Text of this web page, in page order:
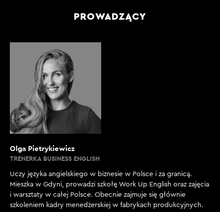
PROWADZĄCY
Olga Pietrykiewicz
TRENERKA BUSINESS ENGLISH
Uczy języka angielskiego w biznesie w Polsce i za granicą.
Mieszka w Gdyni, prowadzi szkołę Work Up English oraz zajęcia
i warsztaty w całej Polsce. Obecnie zajmuje się głównie
szkoleniem kadry menedżerskiej w fabrykach produkcyjnych.